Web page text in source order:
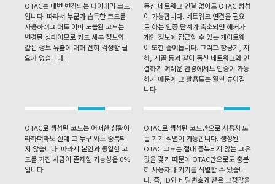
OTAC는 매번 변경되는 다이내믹 코드
입니다. 따라서 누군가 습득한 코드를
사용하려고 해도 이미 노출된 코드는
변경된 상태이므로 카드 세부 정보와
같은 정보 유출에 대해 전혀 걱정할 필
요가 없습니다.
통신 네트워크 연결 없이도 OTAC 생성
이 가능합니다. 네트워크 연결을 필요
로 하는 인증 단계가 축소되면 해커가
개인 정보에 접근할 수 있는 게이트웨
이 또한 줄어듭니다. 그리고 항공기, 지
하, 시골 등과 같이 통신 네트워크와 연
결하기 어려운 환경에서도 인증이 가능
하기 때문에 그 활용도는 훨씬 높아집
니다.
OTAC로 생성된 코드는 어떠한 상황이
라하더라도 절대 그 누구 와도 중복되
지 않습니다. 따라서 본인과 동일한 코
드를 가진 사람이 존재할 가능성은 0%
입니다.
OTAC로 생성된 코드만으로 사용자 또
는 기기 식별이 가능합니다. 생성된
OTAC 코드는 절대 중복되지 않는 고유
값을 갖기 때문에 OTAC만으로도 충분
히 사용자나 기기를 식별할 수 있습니
다. 즉, ID와 비밀번호와 같은 고정값을